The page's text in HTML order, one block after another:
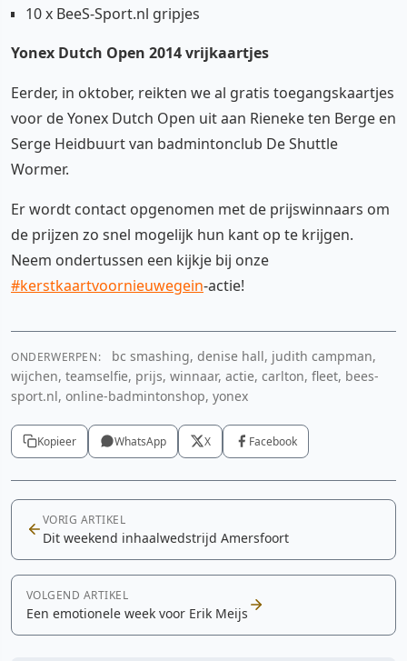
10 x BeeS-Sport.nl gripjes
Yonex Dutch Open 2014 vrijkaartjes
Eerder, in oktober, reikten we al gratis toegangskaartjes
voor de Yonex Dutch Open uit aan Rieneke ten Berge en
Serge Heidbuurt van badmintonclub De Shuttle
Wormer.
Er wordt contact opgenomen met de prijswinnaars om
de prijzen zo snel mogelijk hun kant op te krijgen.
Neem ondertussen een kijkje bij onze
#kerstkaartvoornieuwegein-actie!
ONDERWERPEN:
bc smashing, denise hall, judith campman,
wijchen, teamselfie, prijs, winnaar, actie, carlton, fleet, bees-
sport.nl, online-badmintonshop, yonex
Kopieer WhatsApp X Facebook
VORIG ARTIKEL
Dit weekend inhaalwedstrijd Amersfoort
VOLGEND ARTIKEL
Een emotionele week voor Erik Meijs